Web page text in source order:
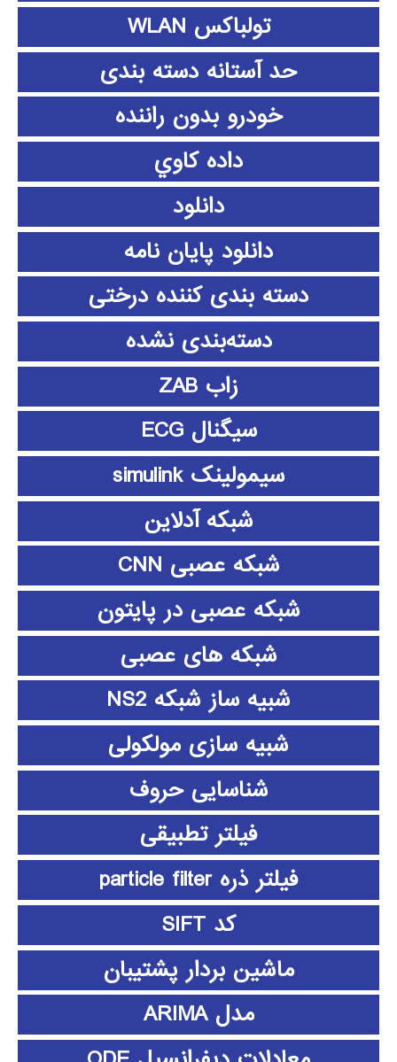
تولباکس WLAN
حد آستانه دسته بندی
خودرو بدون راننده
داده كاوي
دانلود
دانلود پايان نامه
دسته بندی کننده درختی
دسته‌بندی نشده
زاب ZAB
سیگنال ECG
سیمولینک simulink
شبکه آدلاین
شبکه عصبی CNN
شبکه عصبی در پایتون
شبکه های عصبی
شبیه ساز شبکه NS2
شبیه سازی مولکولی
شناسایی حروف
فیلتر تطبیقی
فیلتر ذره particle filter
کد SIFT
ماشین بردار پشتیبان
مدل ARIMA